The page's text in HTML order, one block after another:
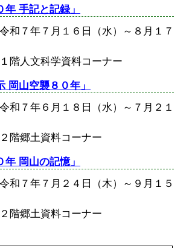
年 手記と記録」
７年７月１６日（水）～８月１７
人文科学資料コーナー
岡山空襲８０年」
７年６月１８日（水）～７月２１
郷土資料コーナー
年 岡山の記憶」
７年７月２４日（木）～９月１５
郷土資料コーナー